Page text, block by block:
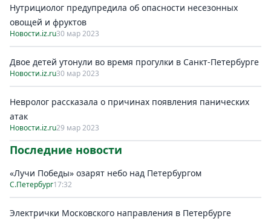
Нутрициолог предупредила об опасности несезонных
овощей и фруктов
Новости.iz.ru30 мар 2023
Двое детей утонули во время прогулки в Санкт-Петербурге
Новости.iz.ru30 мар 2023
Невролог рассказала о причинах появления панических
атак
Новости.iz.ru29 мар 2023
Последние новости
«Лучи Победы» озарят небо над Петербургом
С.Петербург17:32
Электрички Московского направления в Петербурге